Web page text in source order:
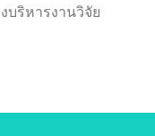
บริหารงานวิจัย